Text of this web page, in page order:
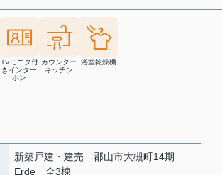
TVモニタ付
きインター
ホン
カウンター
キッチン
浴室乾燥機
新築戸建・建売 郡山市大槻町14期
Erde 全3棟